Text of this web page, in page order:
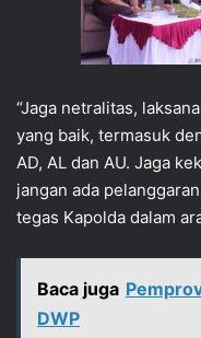
“Jaga netralitas,
yang baik, termasuk
AD, AL dan AU. Jaga
jangan ada
tegas Kapolda dalam
Baca juga
DWP